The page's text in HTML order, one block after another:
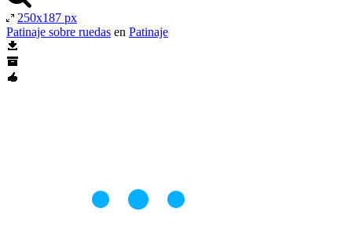
250x187 px
Patinaje sobre ruedas en Patinaje